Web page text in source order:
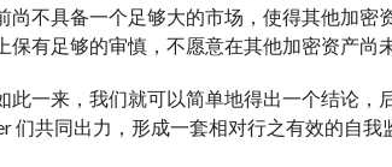
尚不具备一个足够大的市场，使得其他加
保有足够的审慎，不愿意在其他加密资产尚
此一来，我们就可以简单地得出一个结论，
们共同出力，形成一套相对行之有效的自我